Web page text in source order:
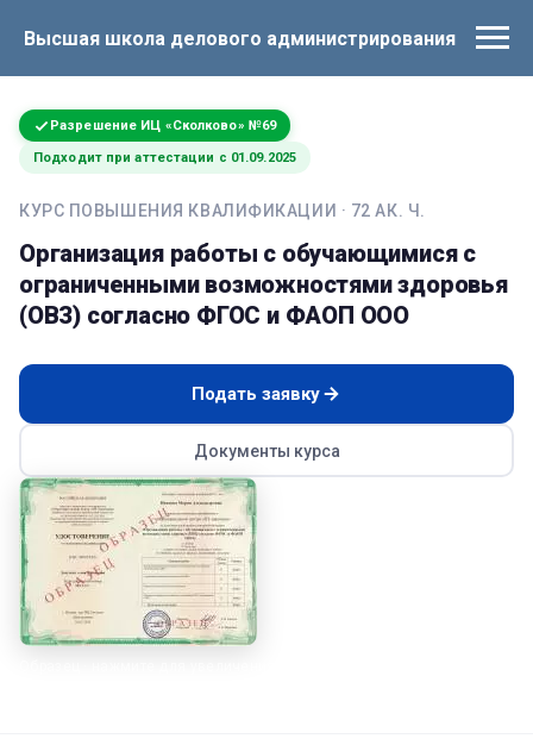
Высшая школа делового администрирования